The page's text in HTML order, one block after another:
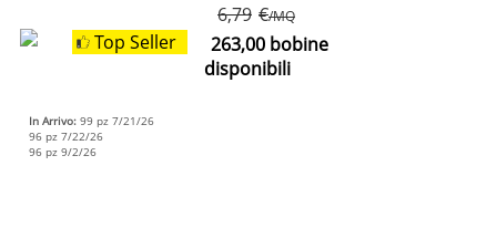
Top Seller
6,79 €/MQ
263,00 bobine
disponibili
In Arrivo: 99 pz 7/21/26
96 pz 7/22/26
96 pz 9/2/26